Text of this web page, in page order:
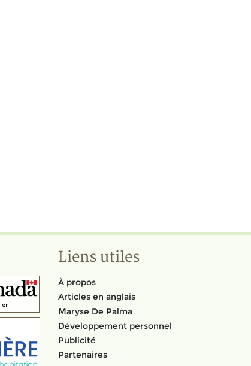
Liens utiles
À propos
Articles en anglais
Maryse De Palma
Développement personnel
Publicité
Partenaires